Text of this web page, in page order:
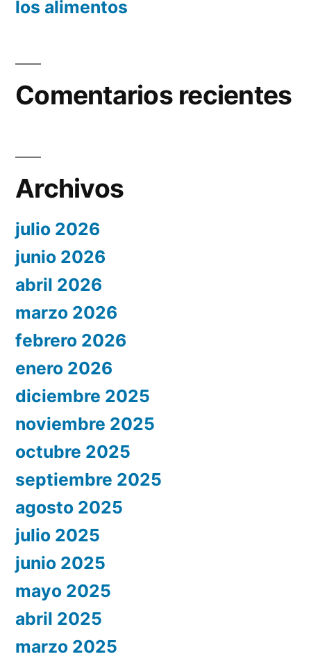
los alimentos
Comentarios recientes
Archivos
julio 2026
junio 2026
abril 2026
marzo 2026
febrero 2026
enero 2026
diciembre 2025
noviembre 2025
octubre 2025
septiembre 2025
agosto 2025
julio 2025
junio 2025
mayo 2025
abril 2025
marzo 2025